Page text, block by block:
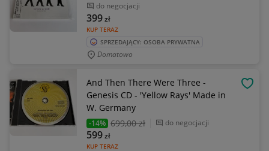
do negocjacji
KUP TERAZ
399zł
SPRZEDAJĄCY: OSOBA PRYWATNA
Domatowo
And Then There Were Three -
Genesis CD - 'Yellow Rays' Made in
W. Germany
-14% 699,00 zł do negocjacji
KUP TERAZ
599zł